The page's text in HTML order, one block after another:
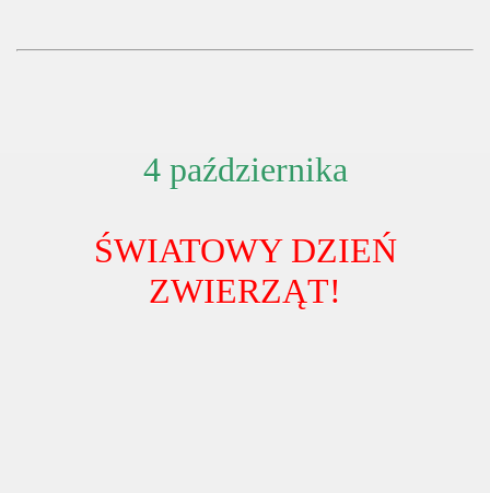
4 października
ŚWIATOWY DZIEŃ
ZWIERZĄT!